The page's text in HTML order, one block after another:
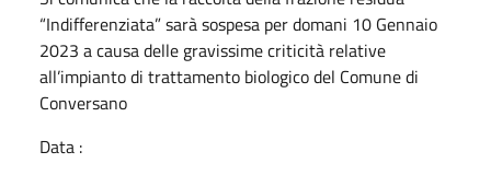
“Indifferenziata” sarà sospesa per domani 10 Gennaio
2023 a causa delle gravissime criticità relative
all’impianto di trattamento biologico del Comune di
Conversano
Data :